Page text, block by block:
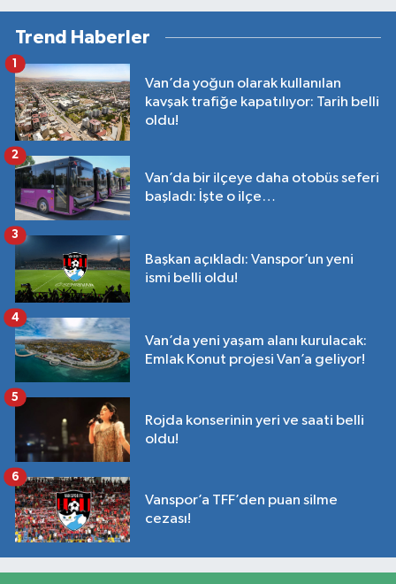
Trend Haberler
Van’da yoğun olarak kullanılan
kavşak trafiğe kapatılıyor: Tarih belli
oldu!
1
Van’da bir ilçeye daha otobüs seferi
başladı: İşte o ilçe…
2
Başkan açıkladı: Vanspor’un yeni
ismi belli oldu!
3
Van’da yeni yaşam alanı kurulacak:
Emlak Konut projesi Van’a geliyor!
4
Rojda konserinin yeri ve saati belli
oldu!
5
Vanspor’a TFF’den puan silme
cezası!
6